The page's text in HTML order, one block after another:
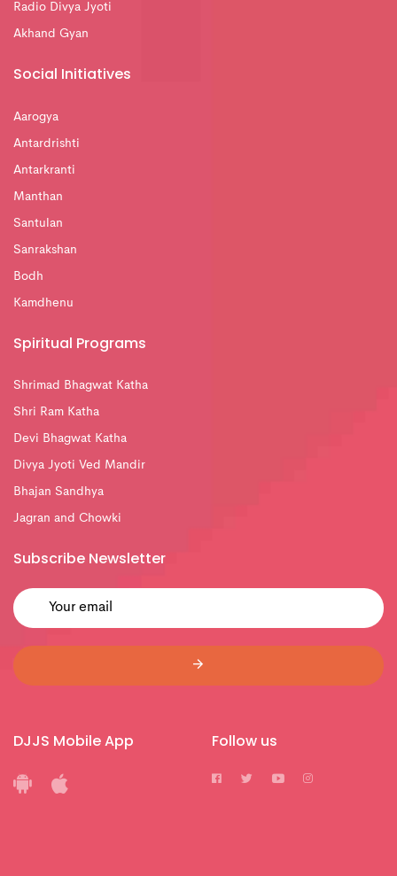
Radio Divya Jyoti
Akhand Gyan
Social Initiatives
Aarogya
Antardrishti
Antarkranti
Manthan
Santulan
Sanrakshan
Bodh
Kamdhenu
Spiritual Programs
Shrimad Bhagwat Katha
Shri Ram Katha
Devi Bhagwat Katha
Divya Jyoti Ved Mandir
Bhajan Sandhya
Jagran and Chowki
Subscribe Newsletter
DJJS Mobile App Follow us